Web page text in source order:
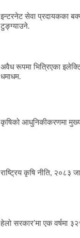
इन्टरनेट सेवा प्रदायकका
टुङ्ग्याउने.
अवैध रूपमा भित्रिएका
धमाधम.
कृषिको आधुनिकीकरणमा
राष्ट्रिय कृषि नीति, २०८३
हेलो सरकार’मा एक वर्षमा